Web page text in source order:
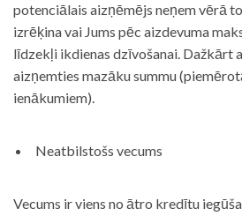
potenciālais aizņēmējs neņem vērā
izrēķina vai Jums pēc aizdevuma
līdzekļi ikdienas dzīvošanai. Dažkārt
aizņemties mazāku summu
ienākumiem).
Neatbilstošs vecums
Vecums ir viens no ātro kredītu